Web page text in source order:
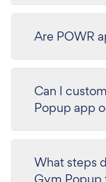
Are POWR
Can I
Popup app
What steps